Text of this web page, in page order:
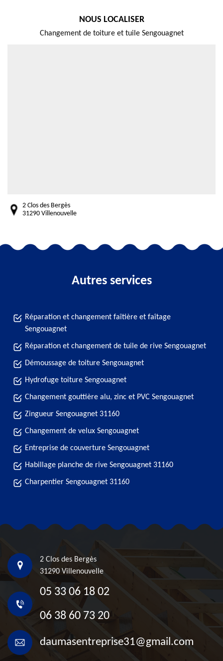
NOUS LOCALISER
Changement de toiture et tuile Sengouagnet
2 Clos des Bergès
31290 Villenouvelle
Autres services
Réparation et changement faîtière et faîtage
Sengouagnet
Réparation et changement de tuile de rive Sengouagnet
Démoussage de toiture Sengouagnet
Hydrofuge toiture Sengouagnet
Changement gouttière alu, zinc et PVC Sengouagnet
Zingueur Sengouagnet 31160
Changement de velux Sengouagnet
Entreprise de couverture Sengouagnet
Habillage planche de rive Sengouagnet 31160
Charpentier Sengouagnet 31160
2 Clos des Bergès
31290 Villenouvelle
05 33 06 18 02
06 38 60 73 20
daumasentreprise31@gmail.com